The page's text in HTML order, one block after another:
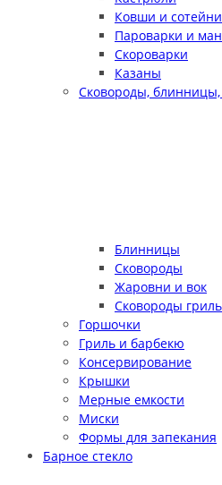
Ковши и
Пароварки и
Скороварки
Казаны
Сковороды,
Блинницы
Сковороды
Жаровни и вок
Сковороды гриль
Горшочки
Гриль и барбекю
Консервирование
Крышки
Мерные емкости
Миски
Формы для запекания
Барное стекло